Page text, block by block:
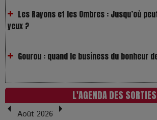
Gourou : quand le business du bonheur
LOL 2.0 : aimer, grandir et se
L’Affaire Bojarski : entre faux billets et
humaine
L'AGENDA DES SORTIES
Août 2026